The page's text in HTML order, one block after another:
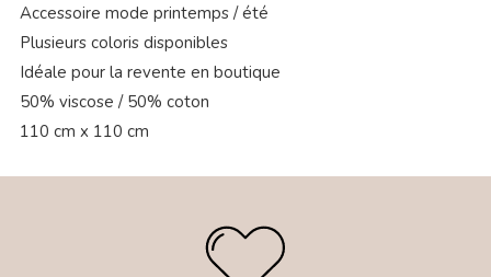
Accessoire mode printemps / été
Plusieurs coloris disponibles
Idéale pour la revente en boutique
50% viscose / 50% coton
110 cm x 110 cm